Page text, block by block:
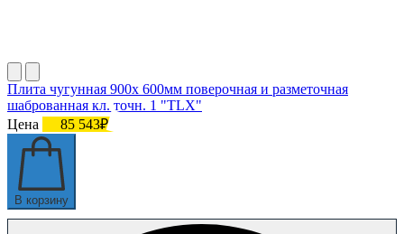
Плита чугунная 900х 600мм поверочная и разметочная
шаброванная кл. точн. 1 "TLX"
Цена
85 543₽
В корзину